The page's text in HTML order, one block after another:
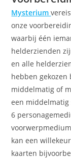
Mysterium
onze
waarbij één
helderzienden
en alle
hebben gekozen
middelmatig of
een
6
kan een
kaarten